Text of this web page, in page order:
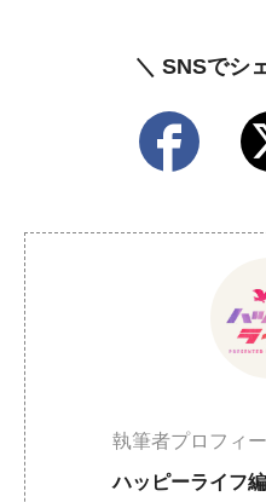
＼ SNSでシ
執筆者プロフィ
ハッピーライフ